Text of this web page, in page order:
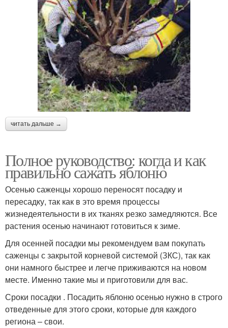
читать дальше →
Полное руководство: когда и как
правильно сажать яблоню
Осенью саженцы хорошо переносят посадку и
пересадку, так как в это время процессы
жизнедеятельности в их тканях резко замедляются. Все
растения осенью начинают готовиться к зиме.
Для осенней посадки мы рекомендуем вам покупать
саженцы с закрытой корневой системой (ЗКС), так как
они намного быстрее и легче приживаются на новом
месте. Именно такие мы и приготовили для вас.
Сроки посадки . Посадить яблоню осенью нужно в строго
отведенные для этого сроки, которые для каждого
региона – свои.